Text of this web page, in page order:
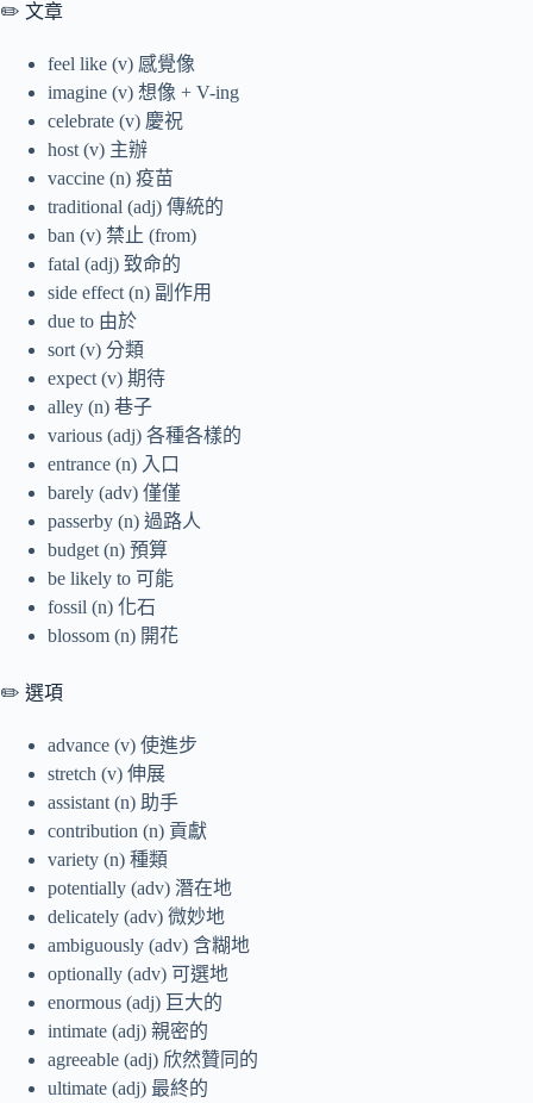
✏️ 文章
feel like (v) 感覺像
imagine (v) 想像 + V-ing
celebrate (v) 慶祝
host (v) 主辦
vaccine (n) 疫苗
traditional (adj) 傳統的
ban (v) 禁止 (from)
fatal (adj) 致命的
side effect (n) 副作用
due to 由於
sort (v) 分類
expect (v) 期待
alley (n) 巷子
various (adj) 各種各樣的
entrance (n) 入口
barely (adv) 僅僅
passerby (n) 過路人
budget (n) 預算
be likely to 可能
fossil (n) 化石
blossom (n) 開花
✏️ 選項
advance (v) 使進步
stretch (v) 伸展
assistant (n) 助手
contribution (n) 貢獻
variety (n) 種類
potentially (adv) 潛在地
delicately (adv) 微妙地
ambiguously (adv) 含糊地
optionally (adv) 可選地
enormous (adj) 巨大的
intimate (adj) 親密的
agreeable (adj) 欣然贊同的
ultimate (adj) 最終的